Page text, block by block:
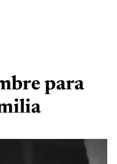
para